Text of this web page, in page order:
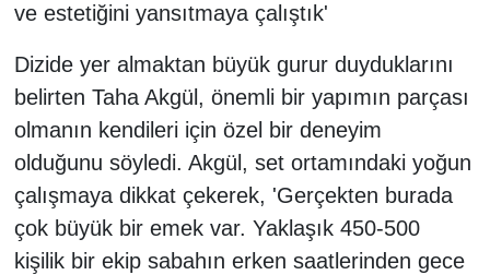
ve estetiğini yansıtmaya çalıştık'
Dizide yer almaktan büyük gurur duyduklarını
belirten Taha Akgül, önemli bir yapımın parçası
olmanın kendileri için özel bir deneyim
olduğunu söyledi. Akgül, set ortamındaki yoğun
çalışmaya dikkat çekerek, 'Gerçekten burada
çok büyük bir emek var. Yaklaşık 450-500
kişilik bir ekip sabahın erken saatlerinden gece